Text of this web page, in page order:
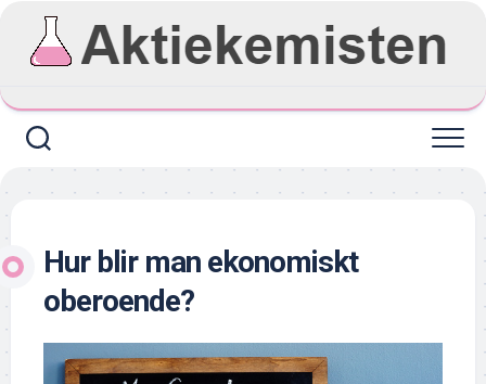
content
Hur blir man ekonomiskt
oberoende?